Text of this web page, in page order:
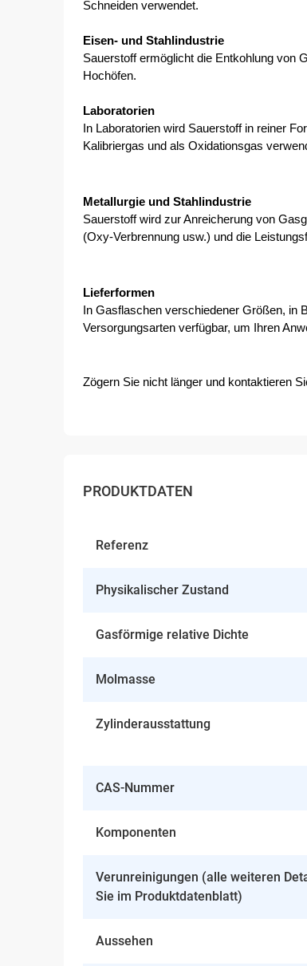
Schneiden verwendet.
Eisen- und Stahlindustrie
Sauerstoff ermöglicht die Entkohlung von
Hochöfen.
Laboratorien
In Laboratorien wird Sauerstoff in reiner
Kalibriergas und als Oxidationsgas
Metallurgie und Stahlindustrie
Sauerstoff wird zur Anreicherung von
(Oxy-Verbrennung usw.) und die
Lieferformen
In Gasflaschen verschiedener Größen, in
Versorgungsarten verfügbar, um Ihren
Zögern Sie nicht länger und kontaktieren
PRODUKTDATEN
Referenz
Physikalischer Zustand
Gasförmige relative Dichte
Molmasse
Zylinderausstattung
CAS-Nummer
Komponenten
Verunreinigungen (alle weiteren
Sie im Produktdatenblatt)
Aussehen